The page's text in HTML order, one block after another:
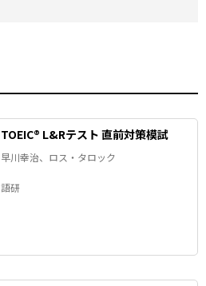
TOEIC® L&Rテスト 直前対策模試
早川幸治、ロス・タロック
語研